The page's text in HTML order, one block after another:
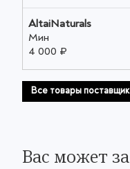
AltaiNaturals
Мин
4 000 ₽
Все товары
Вас может